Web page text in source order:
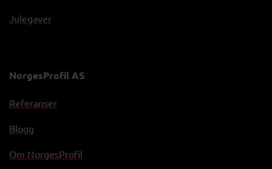
Julegaver
NorgesProfil AS
Referanser
Blogg
Om NorgesProfil